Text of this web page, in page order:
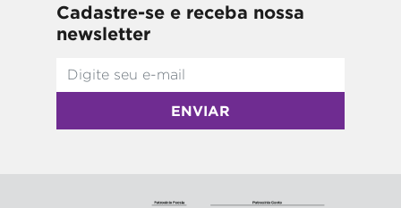
Cadastre-se e receba nossa
newsletter
ENVIAR